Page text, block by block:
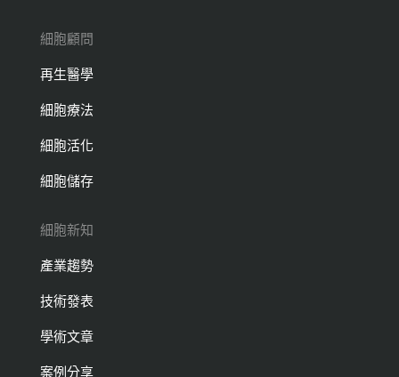
細胞顧問
再生醫學
細胞療法
細胞活化
細胞儲存
細胞新知
產業趨勢
技術發表
學術文章
案例分享